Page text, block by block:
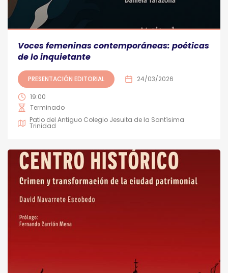
Voces femeninas contemporáneas: poéticas
de lo inquietante
PRESENTACIÓN EDITORIAL 24/03/2026
19:00
Terminado
Patio del Antiguo Colegio Jesuita de la Santísima
Trinidad